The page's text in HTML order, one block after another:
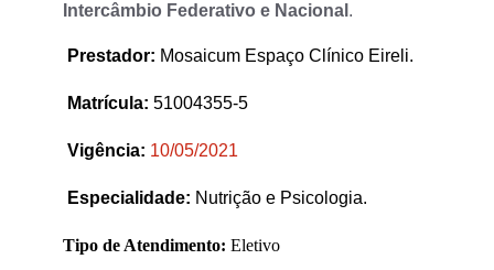
Intercâmbio Federativo e Nacional .
Prestador: Mosaicum Espaço Clínico Eireli.
Matrícula: 51004355-5
Vigência: 10/05/2021
Especialidade: Nutrição e Psicologia.
Tipo de Atendimento: Eletivo